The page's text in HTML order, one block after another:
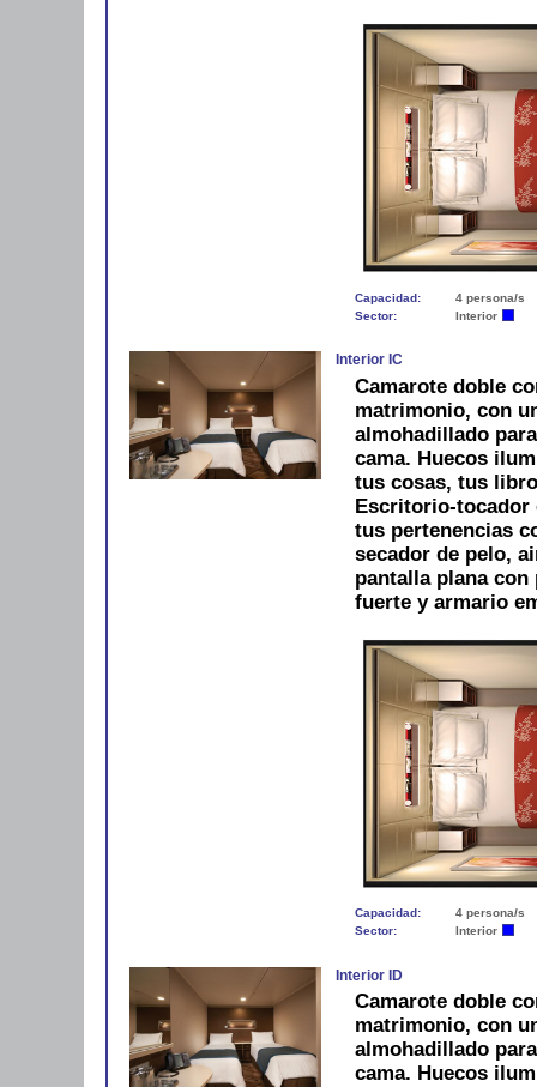
Capacidad:
4 persona/s
Sector:
Interior
Interior IC
Camarote doble
matrimonio, con
almohadillado
cama. Huecos
tus cosas, tus
Escritorio-tocador
tus pertenencias
secador de pelo,
pantalla plana
fuerte y armario
Capacidad:
4 persona/s
Sector:
Interior
Interior ID
Camarote doble
matrimonio, con
almohadillado
cama. Huecos